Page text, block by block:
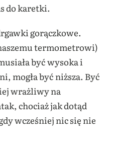
do karetki.
gorączkowe.
termometrowi)
być wysoka i
mogła być niższa. Być
wrażliwy na
chociaż jak dotąd
wcześniej nic się nie